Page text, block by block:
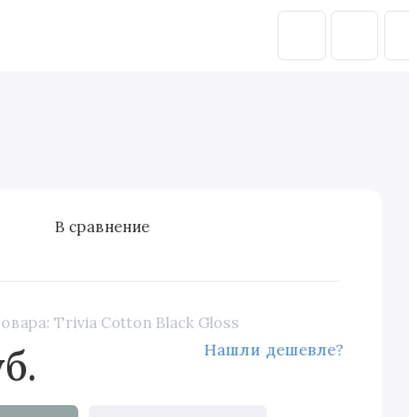
Trivia Cotton Black Gloss
Нашли дешевле?
В сравнение